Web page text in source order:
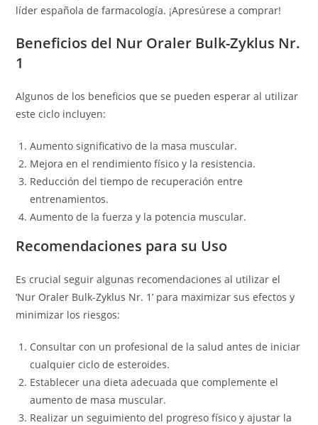
líder española de farmacología. ¡Apresúrese a comprar!
Beneficios del Nur Oraler Bulk-Zyklus Nr.
1
Algunos de los beneficios que se pueden esperar al utilizar
este ciclo incluyen:
Aumento significativo de la masa muscular.
Mejora en el rendimiento físico y la resistencia.
Reducción del tiempo de recuperación entre
entrenamientos.
Aumento de la fuerza y la potencia muscular.
Recomendaciones para su Uso
Es crucial seguir algunas recomendaciones al utilizar el
‘Nur Oraler Bulk-Zyklus Nr. 1’ para maximizar sus efectos y
minimizar los riesgos:
Consultar con un profesional de la salud antes de iniciar
cualquier ciclo de esteroides.
Establecer una dieta adecuada que complemente el
aumento de masa muscular.
Realizar un seguimiento del progreso físico y ajustar la